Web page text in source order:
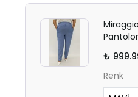
₺
Renk